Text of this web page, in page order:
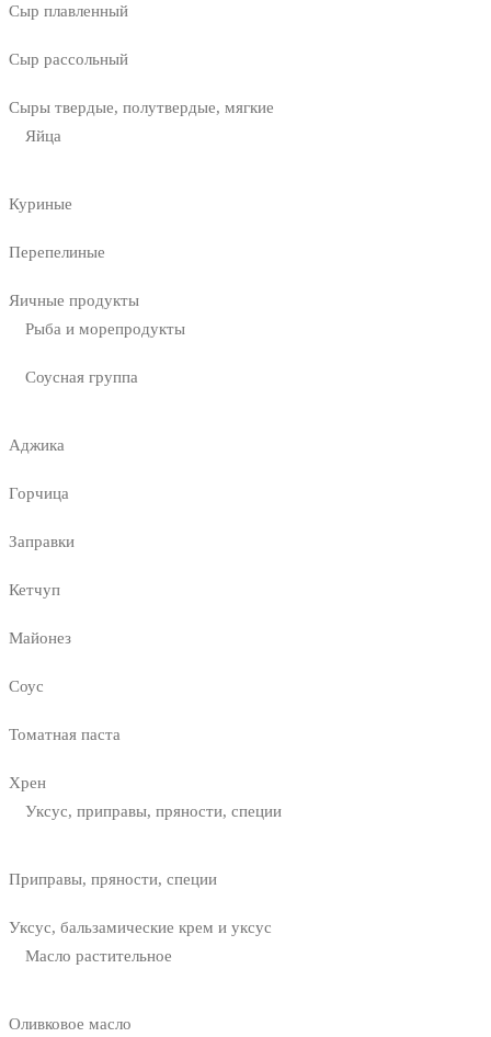
Сыр плавленный
Сыр рассольный
Сыры твердые, полутвердые, мягкие
Яйца
Куриные
Перепелиные
Яичные продукты
Рыба и морепродукты
Соусная группа
Аджика
Горчица
Заправки
Кетчуп
Майонез
Соус
Томатная паста
Хрен
Уксус, приправы, пряности, специи
Приправы, пряности, специи
Уксус, бальзамические крем и уксус
Масло растительное
Оливковое масло